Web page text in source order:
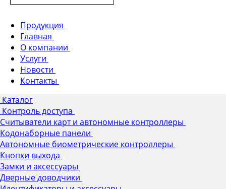
Продукция
Главная
О компании
Услуги
Новости
Контакты
Каталог
Контроль доступа
Считыватели карт и автономные контроллеры
Кодонаборные панели
Автономные биометрические контроллеры
Кнопки выхода
Замки и аксессуары
Дверные доводчики